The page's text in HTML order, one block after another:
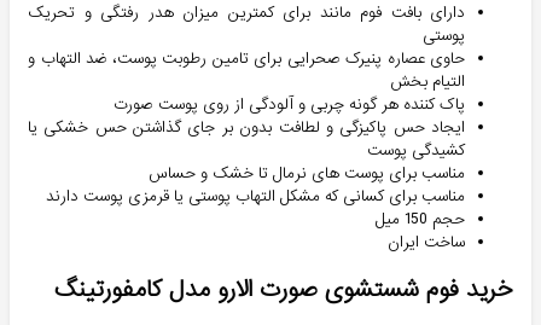
دارای بافت فوم مانند برای کمترین میزان هدر رفتگی و تحریک
پوستی
حاوی عصاره پنیرک صحرایی برای تامین رطوبت پوست، ضد التهاب و
التیام بخش
پاک کننده هر گونه چربی و آلودگی از روی پوست صورت
ایجاد حس پاکیزگی و لطافت بدون بر جای گذاشتن حس خشکی یا
کشیدگی پوست
مناسب برای پوست های نرمال تا خشک و حساس
مناسب برای کسانی که مشکل التهاب پوستی یا قرمزی پوست دارند
حجم 150 میل
ساخت ایران
خرید فوم شستشوی صورت الارو مدل کامفورتینگ